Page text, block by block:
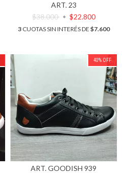
ART. 23
$38.000
$22.800
3CUOTAS SIN INTERÉS DE $7.600
40% OFF
ART. GOODISH 939